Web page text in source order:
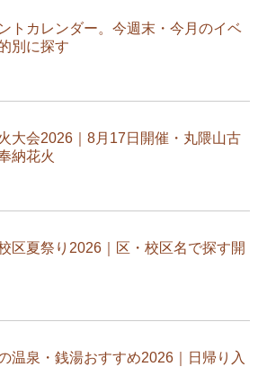
トカレンダー。今週末・今月のイベ
別に探す
大会2026｜8月17日開催・丸隈山古
納花火
区夏祭り2026｜区・校区名で探す開
温泉・銭湯おすすめ2026｜日帰り入